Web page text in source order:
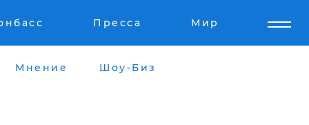
Пресса Мир
Мнение Шоу-Биз